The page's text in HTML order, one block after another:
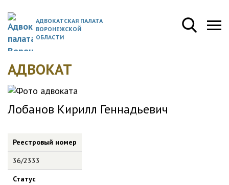
АДВОКАТСКАЯ ПАЛАТА
ВОРОНЕЖСКОЙ
ОБЛАСТИ
АДВОКАТ
Лобанов Кирилл Геннадьевич
Реестровый номер
36/2333
Статус